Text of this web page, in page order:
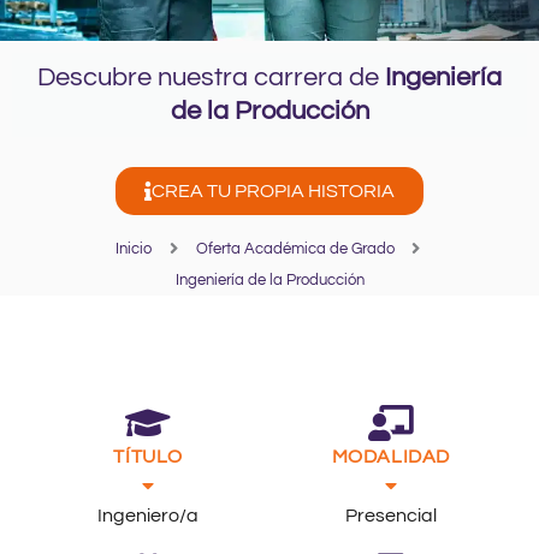
Descubre nuestra carrera de Ingeniería
de la Producción
CREA TU PROPIA HISTORIA
Inicio
Oferta Académica de Grado
Ingeniería de la Producción
TÍTULO
Ingeniero/a
MODALIDAD
Presencial